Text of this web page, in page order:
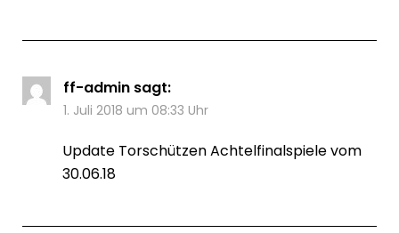
ff-admin sagt:
1. Juli 2018 um 08:33 Uhr
Update Torschützen Achtelfinalspiele vom
30.06.18